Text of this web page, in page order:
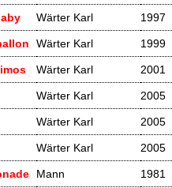
Wärter Karl
1997
Wärter Karl
1999
Wärter Karl
2001
Wärter Karl
2005
Wärter Karl
2005
Wärter Karl
2005
Mann
1981